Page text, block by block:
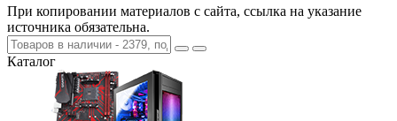
При копировании материалов с сайта, ссылка на указание
источника обязательна.
Каталог